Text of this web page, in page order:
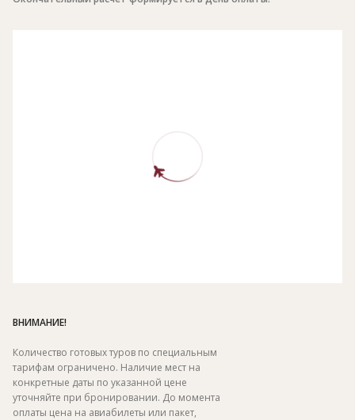
ВНИМАНИЕ!
Количество готовых туров по специальным
тарифам ограничено. Наличие мест на
конкретные даты по указанной цене
уточняйте при бронировании. До момента
оплаты цена на авиабилеты или пакет,